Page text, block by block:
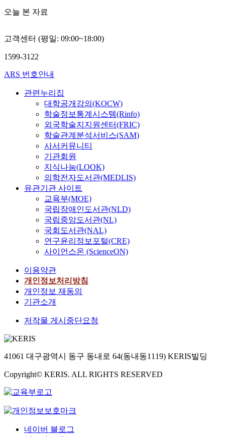
오늘 본 자료
고객센터 (평일: 09:00~18:00)
1599-3122
ARS 번호안내
관련누리집
대학공개강의(KOCW)
학술정보통계시스템(Rinfo)
외국학술지지원센터(FRIC)
학술관계분석서비스(SAM)
사서커뮤니티
기관회원
지식나눔(LOOK)
의학전자도서관(MEDLIS)
유관기관 사이트
교육부(MOE)
국립장애인도서관(NLD)
국립중앙도서관(NL)
국회도서관(NAL)
연구윤리정보포털(CRE)
사이언스온 (ScienceON)
이용약관
개인정보처리방침
개인정보 재동의
기관소개
저작물 게시중단요청
41061 대구광역시 동구 동내로 64(동내동1119) KERIS빌딩
Copyright© KERIS. ALL RIGHTS RESERVED
네이버 블로그